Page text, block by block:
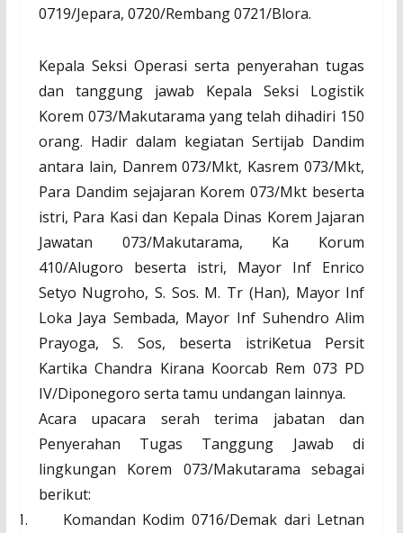
0719/Jepara, 0720/Rembang 0721/Blora.
Kepala Seksi Operasi serta penyerahan tugas
dan tanggung jawab Kepala Seksi Logistik
Korem 073/Makutarama yang telah dihadiri 150
orang. Hadir dalam kegiatan Sertijab Dandim
antara lain, Danrem 073/Mkt, Kasrem 073/Mkt,
Para Dandim sejajaran Korem 073/Mkt beserta
istri, Para Kasi dan Kepala Dinas Korem Jajaran
Jawatan 073/Makutarama, Ka Korum
410/Alugoro beserta istri, Mayor Inf Enrico
Setyo Nugroho, S. Sos. M. Tr (Han), Mayor Inf
Loka Jaya Sembada, Mayor Inf Suhendro Alim
Prayoga, S. Sos, beserta istriKetua Persit
Kartika Chandra Kirana Koorcab Rem 073 PD
IV/Diponegoro serta tamu undangan lainnya.
Acara upacara serah terima jabatan dan
Penyerahan Tugas Tanggung Jawab di
lingkungan Korem 073/Makutarama sebagai
berikut:
1.
Komandan Kodim 0716/Demak dari Letnan